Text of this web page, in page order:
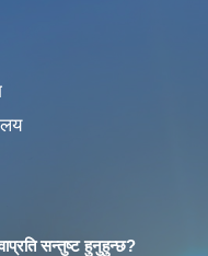
सन्तुष्ट हुनुहुन्छ?